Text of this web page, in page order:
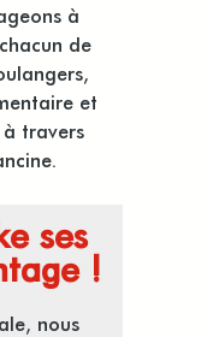
à
de
et
travers
ses
!
nous